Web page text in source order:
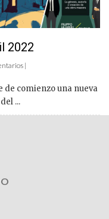
2022
|
de comienzo una nueva
...